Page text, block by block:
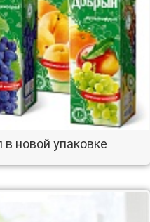
новой упаковке